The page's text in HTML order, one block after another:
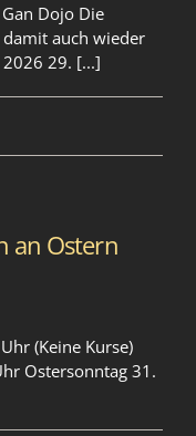
Dojo Die
auch wieder
29. [...]
an Ostern
(Keine Kurse)
Ostersonntag 31.